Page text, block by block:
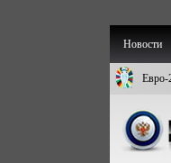
Новости
Евро-